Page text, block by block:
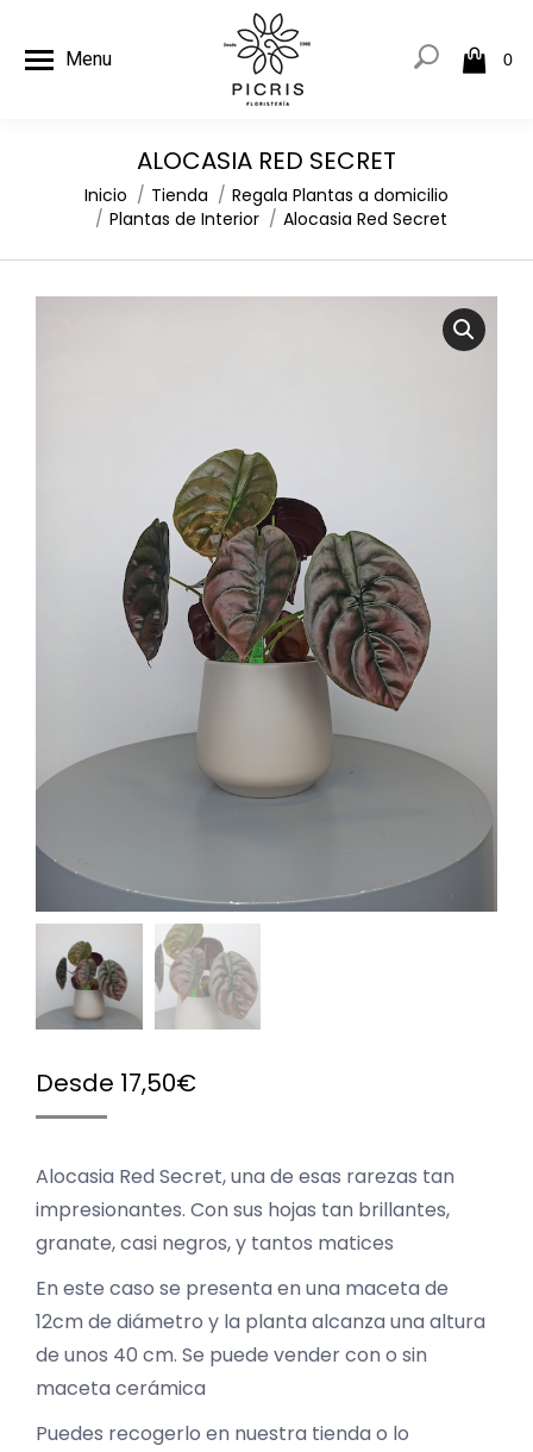
Menu 0
ALOCASIA RED SECRET
Estás aquí:
Inicio Tienda
Regala Plantas a domicilio
Plantas de Interior
Alocasia Red Secret
Desde 17,50€
Alocasia Red Secret, una de esas rarezas tan
impresionantes. Con sus hojas tan brillantes,
granate, casi negros, y tantos matices
En este caso se presenta en una maceta de
12cm de diámetro y la planta alcanza una altura
de unos 40 cm. Se puede vender con o sin
maceta cerámica
Puedes recogerlo en nuestra tienda o lo